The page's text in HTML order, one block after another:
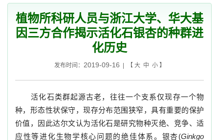
植物所科研人员与浙江大学、华大基
因三方合作揭示活化石银杏的种群进
化历史
发布时间： 2019-09-16 | 【 大 中 小】
活化石类群起源古老，往往一个支系仅现存一个物
种，形态性状保守，现存分布范围狭窄，具有重要的保护
价值，因此达尔文认为活化石是研究物种灭绝、竞争、适
应性等进化生物学核心问题的绝佳体系。 银杏(Ginkgo